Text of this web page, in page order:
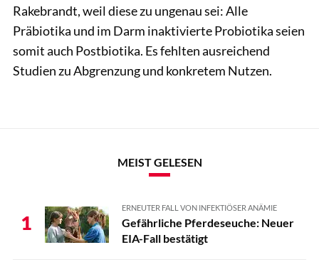
Rakebrandt, weil diese zu ungenau sei: Alle
Präbiotika und im Darm inaktivierte Probiotika seien
somit auch Postbiotika. Es fehlten ausreichend
Studien zu Abgrenzung und konkretem Nutzen.
MEIST GELESEN
1
ERNEUTER FALL VON INFEKTIÖSER ANÄMIE
Gefährliche Pferdeseuche: Neuer
EIA-Fall bestätigt